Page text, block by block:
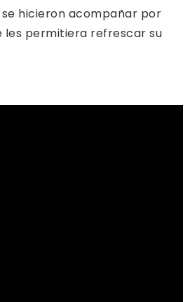
hicieron acompañar por
les permitiera refrescar su